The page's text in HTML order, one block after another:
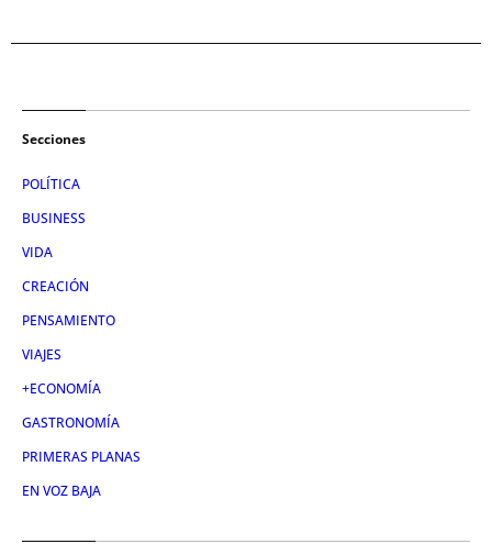
Secciones
POLÍTICA
BUSINESS
VIDA
CREACIÓN
PENSAMIENTO
VIAJES
+ECONOMÍA
GASTRONOMÍA
PRIMERAS PLANAS
EN VOZ BAJA